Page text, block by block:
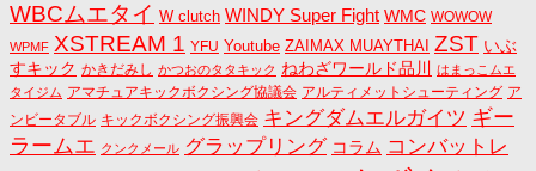
WBCムエタイ W clutch WINDY Super Fight WMC WOWOW
WPMF XSTREAM 1 YFU Youtube ZAIMAX MUAYTHAI ZST いぶ
すキック かきだみし かつおのタタキック ねわざワールド品川
はまっこムエ
タイジム アマチュアキックボクシング協議会 アルティメットシューティング ア
ンビータブル キックボクシング振興会 キングダムエルガイツ ギー
ラームエ クンクメール グラップリング コラム コンバットレ